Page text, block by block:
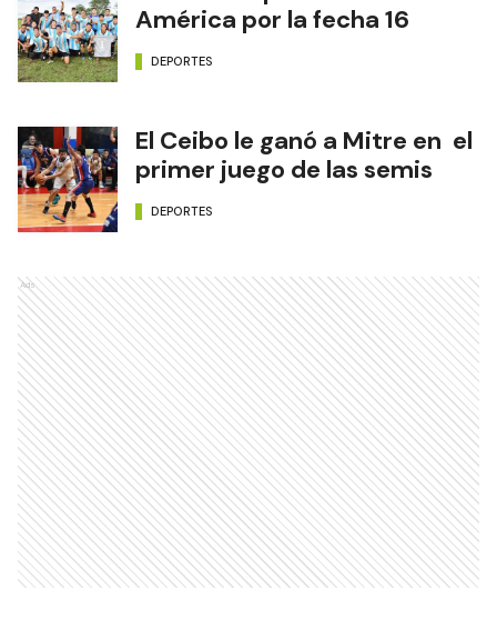
Fontana superó a Sol de
El Ceibo le ganó a Mitre en el
DEPORTES
Ads